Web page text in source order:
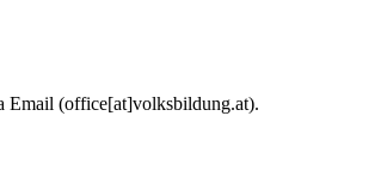
Email (office[at]volksbildung.at).